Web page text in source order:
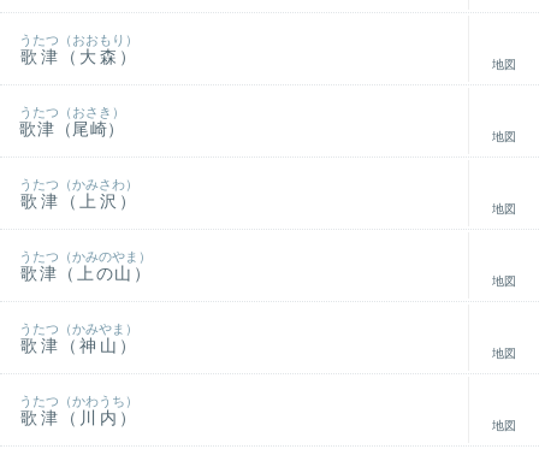
歌津（大森）
うたつ（おおもり）
地図
歌津（尾崎）
うたつ（おさき）
地図
歌津（上沢）
うたつ（かみさわ）
地図
歌津（上の山）
うたつ（かみのやま）
地図
歌津（神山）
うたつ（かみやま）
地図
歌津（川内）
うたつ（かわうち）
地図